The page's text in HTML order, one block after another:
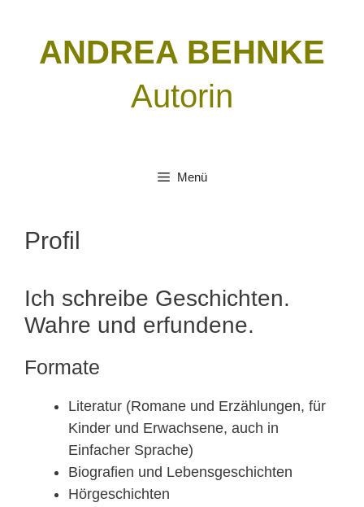
springenANDREA BEHNKE
Autorin
Menü
Profil
Ich schreibe Geschichten.
Wahre und erfundene.
Formate
Literatur (Romane und Erzählungen, für
Kinder und Erwachsene, auch in
Einfacher Sprache)
Biografien und Lebensgeschichten
Hörgeschichten